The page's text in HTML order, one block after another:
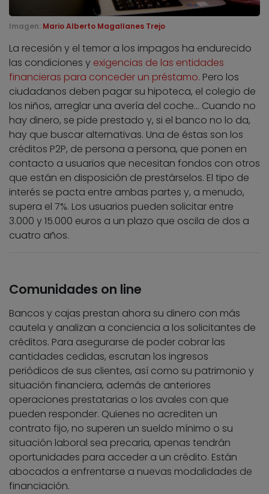
Imagen: Mario Alberto Magallanes Trejo
La recesión y el temor a los impagos ha endurecido
las condiciones y exigencias de las entidades
financieras para conceder un préstamo. Pero los
ciudadanos deben pagar su hipoteca, el colegio de
los niños, arreglar una avería del coche… Cuando no
hay dinero, se pide prestado y, si el banco no lo da,
hay que buscar alternativas. Una de éstas son los
créditos P2P, de persona a persona, que ponen en
contacto a usuarios que necesitan fondos con otros
que están en disposición de prestárselos. El tipo de
interés se pacta entre ambas partes y, a menudo,
supera el 7%. Los usuarios pueden solicitar entre
3.000 y 15.000 euros a un plazo que oscila de dos a
cuatro años.
Comunidades on line
Bancos y cajas prestan ahora su dinero con más
cautela y analizan a conciencia a los solicitantes de
créditos. Para asegurarse de poder cobrar las
cantidades cedidas, escrutan los ingresos
periódicos de sus clientes, así como su patrimonio y
situación financiera, además de anteriores
operaciones prestatarias o los avales con que
pueden responder. Quienes no acrediten un
contrato fijo, no superen un sueldo mínimo o su
situación laboral sea precaria, apenas tendrán
oportunidades para acceder a un crédito. Están
abocados a enfrentarse a nuevas modalidades de
financiación.